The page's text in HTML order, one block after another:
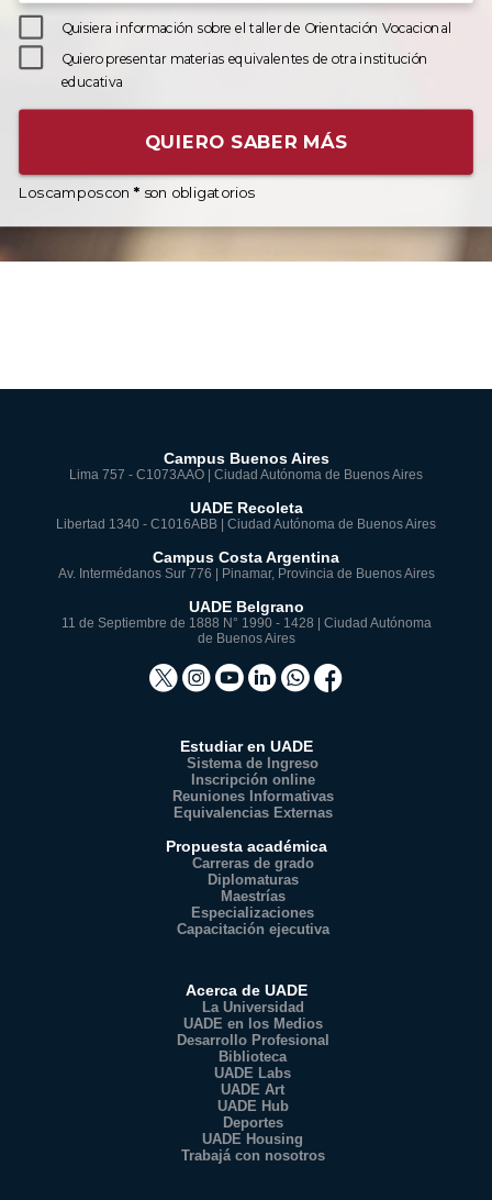
Quisiera información sobre el taller de Orientación Vocacional
Quiero presentar materias equivalentes de otra institución
educativa
QUIERO SABER MÁS
Los campos con * son obligatorios
Campus Buenos Aires
Lima 757 - C1073AAO | Ciudad Autónoma de Buenos Aires
UADE Recoleta
Libertad 1340 - C1016ABB | Ciudad Autónoma de Buenos Aires
Campus Costa Argentina
Av. Intermédanos Sur 776 | Pinamar, Provincia de Buenos Aires
UADE Belgrano
11 de Septiembre de 1888 N° 1990 - 1428 | Ciudad Autónoma
de Buenos Aires
Estudiar en UADE
Sistema de Ingreso
Inscripción online
Reuniones Informativas
Equivalencias Externas
Propuesta académica
Carreras de grado
Diplomaturas
Maestrías
Especializaciones
Capacitación ejecutiva
Acerca de UADE
La Universidad
UADE en los Medios
Desarrollo Profesional
Biblioteca
UADE Labs
UADE Art
UADE Hub
Deportes
UADE Housing
Trabajá con nosotros